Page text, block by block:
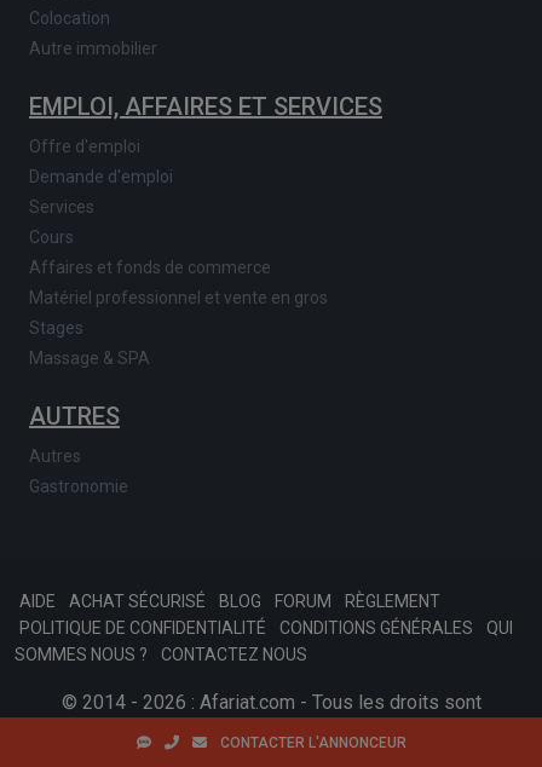
CONTACTER L'ANNONCEUR
Colocation
Autre immobilier
EMPLOI, AFFAIRES ET SERVICES
Offre d'emploi
Demande d'emploi
Services
Cours
Affaires et fonds de commerce
Matériel professionnel et vente en gros
Stages
Massage & SPA
AUTRES
Autres
Gastronomie
AIDE ACHAT SÉCURISÉ BLOG FORUM
RÈGLEMENT
POLITIQUE DE CONFIDENTIALITÉ
CONDITIONS GÉNÉRALES
QUI
SOMMES NOUS ?
CONTACTEZ NOUS
© 2014 - 2026 : Afariat.com - Tous les droits sont
réservés.SKONSOFTTinast.fr